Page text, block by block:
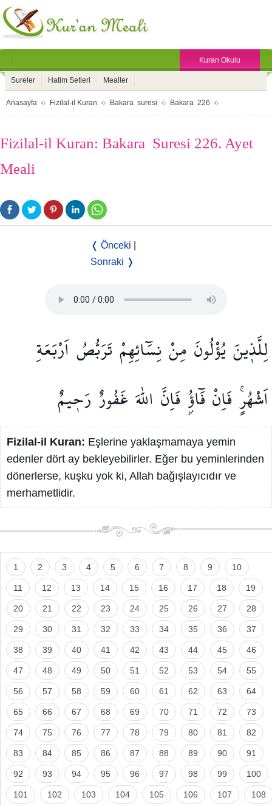
Kuran Okulu
Sureler Hatim Setleri Mealler
Anasayfa Fizilal-il Kuran Bakara suresi Bakara 226
Fizilal-il Kuran: Bakara Suresi 226. Ayet
Meali
❬ Önceki
Sonraki ❭
لِلَّذ۪ينَيُؤْلُونَ مِنْنِسَٓائِهِمْتَرَبُّصُاَرْبَعَةِ
اَشْهُرٍۚفَاِنْفَٓاؤُ۫فَاِنَّ اللّٰهَ غَفُورٌ رَح۪يمٌ
Fizilal-il Kuran: Eşlerine yaklaşmamaya yemin
edenler dört ay bekleyebilirler. Eğer bu yeminlerinden
dönerlerse, kuşku yok ki, Allah bağışlayıcıdır ve
merhametlidir.
1 2 3 4 5 6 7 8 9 10
11 12 13 14 15 16 17 18 19
20 21 22 23 24 25 26 27 28
29 30 31 32 33 34 35 36 37
38 39 40 41 42 43 44 45 46
47 48 49 50 51 52 53 54 55
56 57 58 59 60 61 62 63 64
65 66 67 68 69 70 71 72 73
74 75 76 77 78 79 80 81 82
83 84 85 86 87 88 89 90 91
92 93 94 95 96 97 98 99 100
101 102 103 104 105 106 107 108